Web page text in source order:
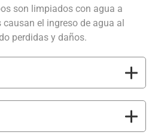
son limpiados con agua a
el ingreso de agua al
perdidas y daños.